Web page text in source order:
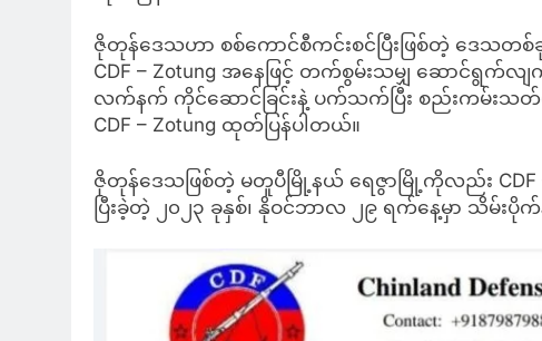
ဇိုတုန်ဒေသဟာ စစ်ကောင်စီကင်းစင်ပြီးဖြစ်တဲ့ ဒေသ
CDF – Zotung အနေဖြင့် တက်စွမ်းသမျှ ဆောင်ရွက်
လက်နက် ကိုင်ဆောင်ခြင်းနဲ့ ပက်သက်ပြီး စည်းကမ်းသတ်
CDF – Zotung ထုတ်ပြန်ပါတယ်။
ဇိုတုန်ဒေသဖြစ်တဲ့ မတူပီမြို့နယ် ရေဇွာမြို့ကိုလည်း CDF –
ပြီးခဲ့တဲ့ ၂၀၂၃ ခုနှစ်၊ နိုဝင်ဘာလ ၂၉ ရက်နေ့မှာ သိမ်းပို